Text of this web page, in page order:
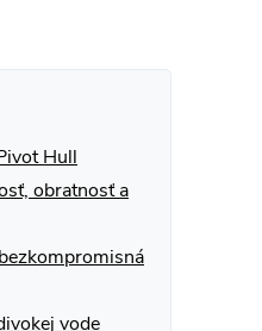
Hull
obratnosť a
vode